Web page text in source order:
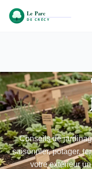
Conseils de
saisonnier, potager,
votre extérieur